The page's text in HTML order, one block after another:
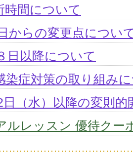
時間について
からの変更点につい
日以降について
染症対策の取り組み
日（水）以降の変則
ルレッスン 優待クー